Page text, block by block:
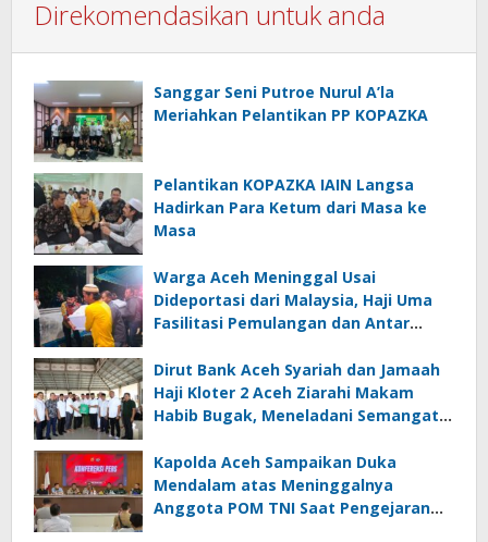
Direkomendasikan untuk anda
Sanggar Seni Putroe Nurul A’la
Meriahkan Pelantikan PP KOPAZKA
Pelantikan KOPAZKA IAIN Langsa
Hadirkan Para Ketum dari Masa ke
Masa
Warga Aceh Meninggal Usai
Dideportasi dari Malaysia, Haji Uma
Fasilitasi Pemulangan dan Antar
Dirut Bank Aceh Syariah dan Jamaah
Haji Kloter 2 Aceh Ziarahi Makam
Habib Bugak, Meneladani Semangat
Zaman
Kapolda Aceh Sampaikan Duka
Mendalam atas Meninggalnya
Anggota POM TNI Saat Pengejaran